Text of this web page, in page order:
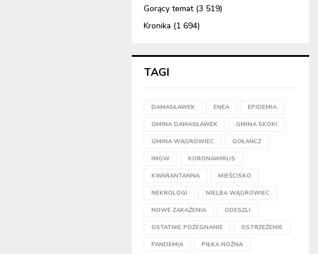
Gorący temat(3 519)
Kronika (1 694)
TAGI
DAMASŁAWEK ENEA EPIDEMIA
GMINA DAMASŁAWEK GMINA SKOKI
GMINA WĄGROWIEC GOŁAŃCZ
IMGW KORONAWIRUS
KWARANTANNA MIEŚCISKO
NEKROLOGI NIELBA WĄGROWIEC
NOWE ZAKAŻENIA ODESZLI
OSTATNIE POŻEGNANIE OSTRZEŻENIE
PANDEMIA PIŁKA NOŻNA